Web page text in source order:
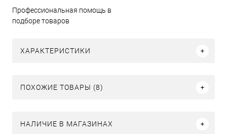
Профессиональная помощь в
подборе товаров
ХАРАКТЕРИСТИКИ
ПОХОЖИЕ ТОВАРЫ (8)
НАЛИЧИЕ В МАГАЗИНАХ